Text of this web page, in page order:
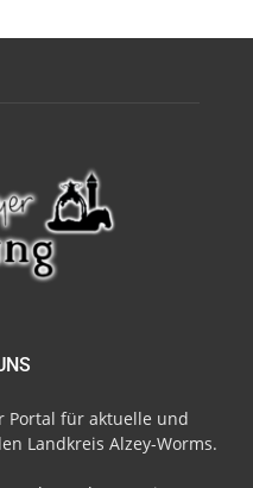
Portal für aktuelle und
Landkreis Alzey-Worms.